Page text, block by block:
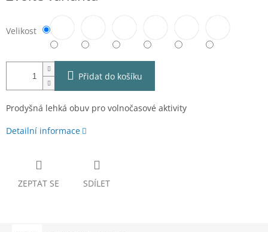
Velikost
Přidat do košíku
Prodyšná lehká obuv pro volnočasové aktivity
Detailní informace
ZEPTAT SE SDÍLET